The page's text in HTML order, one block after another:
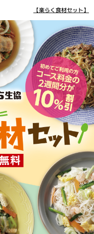
【楽らく食材セット】